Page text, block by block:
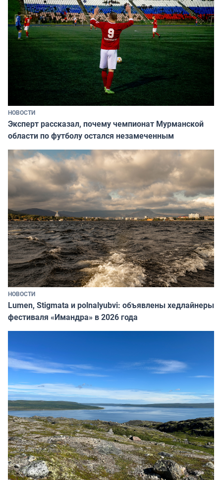
НОВОСТИ
Эксперт рассказал, почему чемпионат Мурманской
области по футболу остался незамеченным
НОВОСТИ
Lumen, Stigmata и polnalyubvi: объявлены хедлайнеры
фестиваля «Имандра» в 2026 года